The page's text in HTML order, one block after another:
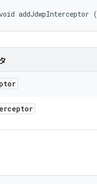
addJdwpInterceptor (